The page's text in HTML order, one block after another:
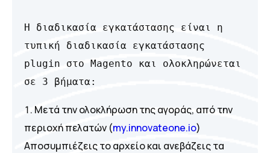
Η διαδικασία εγκατάστασης είναι η
τυπική διαδικασία εγκατάστασης
plugin στο Magento και ολοκληρώνεται
σε 3 βήματα:
Μετά την ολοκλήρωση της αγοράς, από την
περιοχή πελατών (my.innovateone.io)
Αποσυμπιέζεις το αρχείο και ανεβάζεις τα